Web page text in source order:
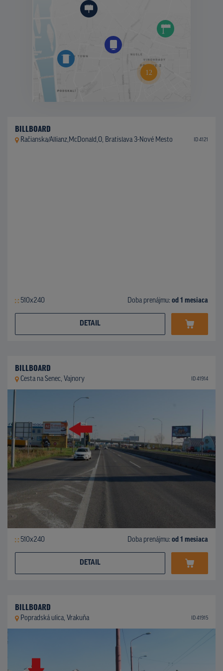
BILLBOARD
Račianska/Allianz,McDonald,O, Bratislava 3-Nové Mesto ID 4121
510x240 Doba prenájmu: od 1 mesiaca
DETAIL
BILLBOARD
Cesta na Senec, Vajnory ID 41914
510x240 Doba prenájmu: od 1 mesiaca
DETAIL
BILLBOARD
Popradská ulica, Vrakuňa ID 41915